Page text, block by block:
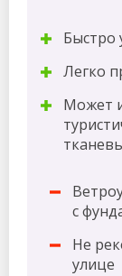
Быстро
Легко
Может
с
Не
улице